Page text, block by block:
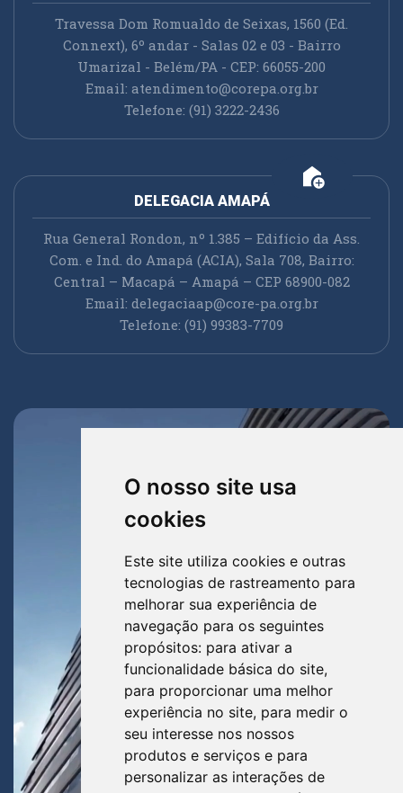
O nosso site usa
cookies
Este site utiliza cookies e outras
tecnologias de rastreamento para
melhorar sua experiência de
navegação para os seguintes
propósitos: para ativar a
funcionalidade básica do site,
para proporcionar uma melhor
experiência no site, para medir o
seu interesse nos nossos
produtos e serviços e para
personalizar as interações de
Travessa Dom Romualdo de Seixas, 1560 (Ed.
Connext), 6º andar - Salas 02 e 03 - Bairro
Umarizal - Belém/PA - CEP: 66055-200
Email: atendimento@corepa.org.br
Telefone: (91) 3222-2436
add_home
DELEGACIA AMAPÁ
Rua General Rondon, nº 1.385 – Edifício da Ass.
Com. e Ind. do Amapá (ACIA), Sala 708, Bairro:
Central – Macapá – Amapá – CEP 68900-082
Email: delegaciaap@core-pa.org.br
Telefone: (91) 99383-7709